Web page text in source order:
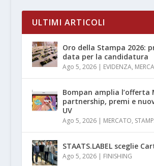
ULTIMI ARTICOLI
Oro della Stampa 2026:
data per la candidatura
Ago 5, 2026| EVIDENZA,
Bompan amplia l’offerta
partnership, premi e
UV
Ago 5, 2026| MERCATO,
STAATS.LABEL sceglie
Ago 5, 2026| FINISHING